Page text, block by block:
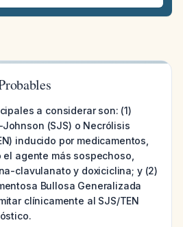
a considerar son: (1)
(SJS) o Necrólisis
inducido por medicamentos,
agente más sospechoso,
clavulanato y doxiciclina; y (2)
Bullosa Generalizada
clínicamente al SJS/TEN